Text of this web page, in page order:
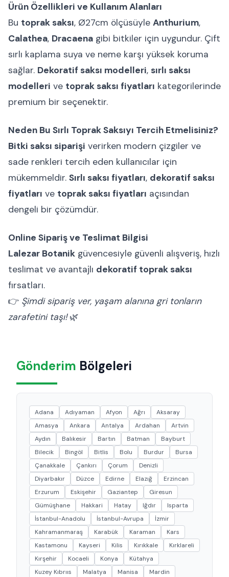
Ürün Özellikleri ve Kullanım Alanları
Bu toprak saksı, Ø27cm ölçüsüyle Anthurium,
Calathea, Dracaena gibi bitkiler için uygundur. Çift
sırlı kaplama suya ve neme karşı yüksek koruma
sağlar. Dekoratif saksı modelleri, sırlı saksı
modelleri ve toprak saksı fiyatları kategorilerinde
premium bir seçenektir.
Neden Bu Sırlı Toprak Saksıyı Tercih Etmelisiniz?
Bitki saksı siparişi verirken modern çizgiler ve
sade renkleri tercih eden kullanıcılar için
mükemmeldir. Sırlı saksı fiyatları, dekoratif saksı
fiyatları ve toprak saksı fiyatları açısından
dengeli bir çözümdür.
Online Sipariş ve Teslimat Bilgisi
Lalezar Botanik güvencesiyle güvenli alışveriş, hızlı
teslimat ve avantajlı dekoratif toprak saksı
fırsatları.
👉 Şimdi sipariş ver, yaşam alanına gri tonların
zarafetini taşı!🌿
Gönderim Bölgeleri
Adana Adıyaman Afyon Ağrı
Aksaray
Amasya
Ankara Antalya Ardahan
Artvin
Aydın
Balıkesir Bartın Batman
Bayburt
Bilecik
Bingöl Bitlis Bolu Burdur
Bursa
Çanakkale
Çankırı Çorum
Denizli
Diyarbakır
Düzce Edirne Elazığ
Erzincan
Erzurum
Eskişehir Gaziantep
Giresun
Gümüşhane
Hakkari Hatay Iğdır
Isparta
İstanbul-Anadolu
İstanbul-Avrupa
İzmir
Kahramanmaraş
Karabük Karaman
Kars
Kastamonu
Kayseri Kilis Kırıkkale
Kırklareli
Kırşehir
Kocaeli Konya
Kütahya
Kuzey Kıbrııs
Malatya Manisa
Mardin